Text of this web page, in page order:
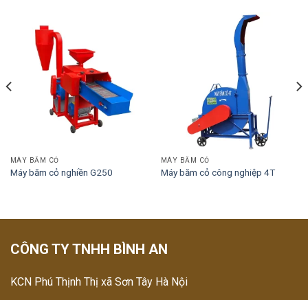
MÁY BĂM CỎ
Máy băm cỏ nghiền G250
MÁY BĂM CỎ
Máy băm cỏ công nghiệp 4T
CÔNG TY TNHH BÌNH AN
KCN Phú Thịnh Thị xã Sơn Tây Hà Nội